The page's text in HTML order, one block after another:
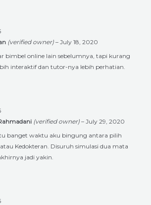
(verified owner) – July 18, 2020
bimbel online lain sebelumnya, tapi kurang
interaktif dan tutor-nya lebih perhatian.
(verified owner) – July 29, 2020
banget waktu aku bingung antara pilih
Kedokteran. Disuruh simulasi dua mata
jadi yakin.